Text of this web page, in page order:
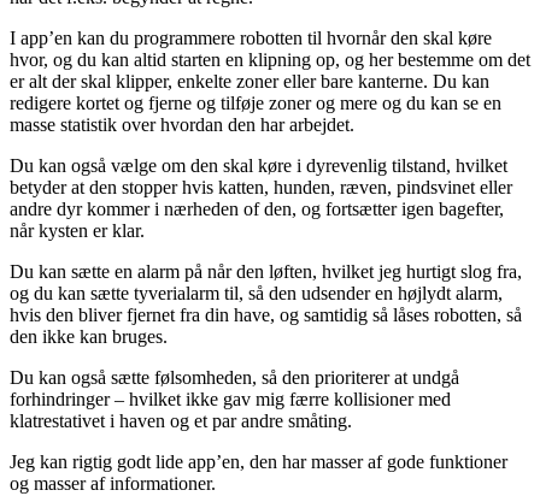
I app’en kan du programmere robotten til hvornår den skal køre
hvor, og du kan altid starten en klipning op, og her bestemme om det
er alt der skal klipper, enkelte zoner eller bare kanterne. Du kan
redigere kortet og fjerne og tilføje zoner og mere og du kan se en
masse statistik over hvordan den har arbejdet.
Du kan også vælge om den skal køre i dyrevenlig tilstand, hvilket
betyder at den stopper hvis katten, hunden, ræven, pindsvinet eller
andre dyr kommer i nærheden of den, og fortsætter igen bagefter,
når kysten er klar.
Du kan sætte en alarm på når den løften, hvilket jeg hurtigt slog fra,
og du kan sætte tyverialarm til, så den udsender en højlydt alarm,
hvis den bliver fjernet fra din have, og samtidig så låses robotten, så
den ikke kan bruges.
Du kan også sætte følsomheden, så den prioriterer at undgå
forhindringer – hvilket ikke gav mig færre kollisioner med
klatrestativet i haven og et par andre småting.
Jeg kan rigtig godt lide app’en, den har masser af gode funktioner
og masser af informationer.